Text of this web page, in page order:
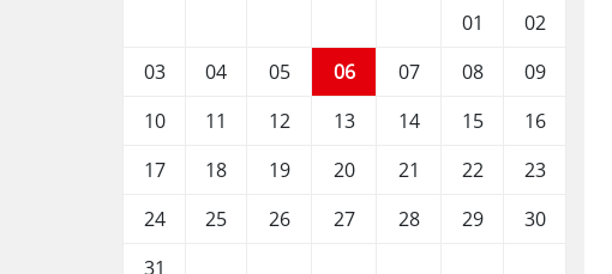
01
02
03
04 05 06 07 08
09
10
11 12 13 14 15
16
17
18 19 20 21 22
23
24
25 26 27 28 29
30
31